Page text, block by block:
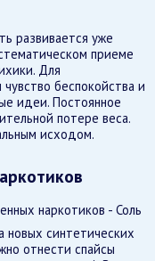
развивается уже
приеме
Для
беспокойства и
идеи. Постоянное
потере веса.
исходом.
новых синтетических
отнести спайсы